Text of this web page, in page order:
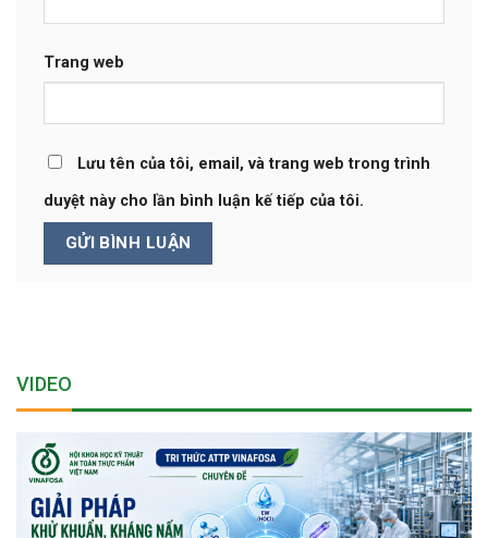
Trang web
Lưu tên của tôi, email, và trang web trong trình
duyệt này cho lần bình luận kế tiếp của tôi.
VIDEO